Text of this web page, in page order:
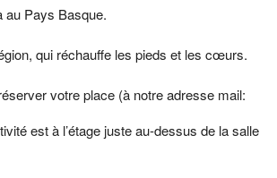
au Pays Basque.
qui réchauffe les pieds et les cœurs.
votre place (à notre adresse mail:
est à l’étage juste au-dessus de la salle